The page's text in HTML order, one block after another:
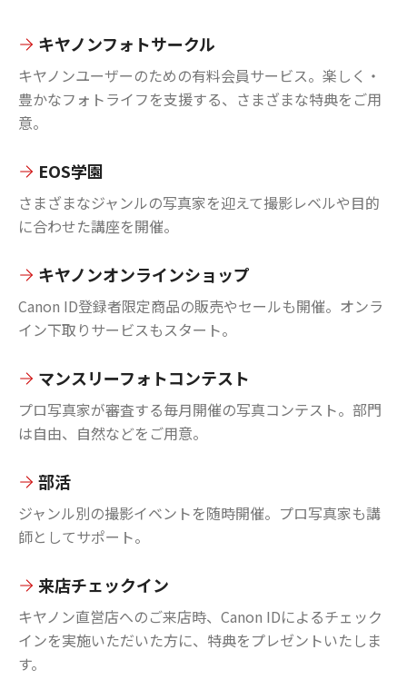
キヤノンフォトサークル
キヤノンユーザーのための有料会員サービス。楽しく・
豊かなフォトライフを支援する、さまざまな特典をご用
意。
EOS学園
さまざまなジャンルの写真家を迎えて撮影レベルや目的
に合わせた講座を開催。
キヤノンオンラインショップ
Canon ID登録者限定商品の販売やセールも開催。オンラ
イン下取りサービスもスタート。
マンスリーフォトコンテスト
プロ写真家が審査する毎月開催の写真コンテスト。部門
は自由、自然などをご用意。
部活
ジャンル別の撮影イベントを随時開催。プロ写真家も講
師としてサポート。
来店チェックイン
キヤノン直営店へのご来店時、Canon IDによるチェック
インを実施いただいた方に、特典をプレゼントいたしま
す。